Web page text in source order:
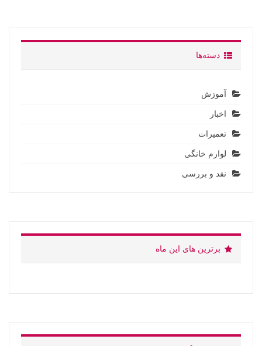
دسته‌ها
آموزش
اخبار
تعمیرات
لوارم خانگی
نقد و بررسی
برترین های این ماه